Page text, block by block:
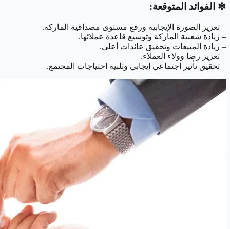
❇︎ الفوائد المتوقعة:
– تعزيز الصورة الإيجابية ورفع مستوى مصداقية الماركة.
– زيادة شعبية الماركة وتوسيع قاعدة عملائها.
– زيادة المبيعات وتحقيق عائدات أعلى.
– تعزيز رضا وولاء العملاء.
– تحقيق تأثير اجتماعي إيجابي وتلبية احتياجات المجتمع.